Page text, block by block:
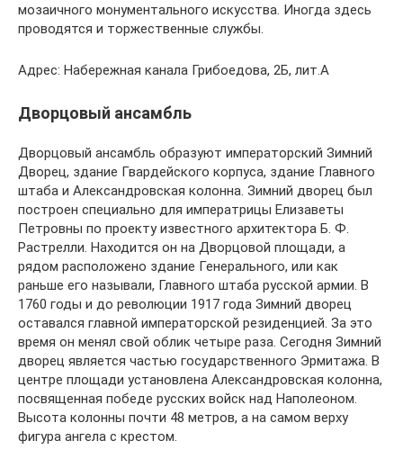
мозаичного монументального искусства. Иногда здесь
проводятся и торжественные службы.
Адрес: Набережная канала Грибоедова, 2Б, лит.А
Дворцовый ансамбль
Дворцовый ансамбль образуют императорский Зимний
Дворец, здание Гвардейского корпуса, здание Главного
штаба и Александровская колонна. Зимний дворец был
построен специально для императрицы Елизаветы
Петровны по проекту известного архитектора Б. Ф.
Растрелли. Находится он на Дворцовой площади, а
рядом расположено здание Генерального, или как
раньше его называли, Главного штаба русской армии. В
1760 годы и до революции 1917 года Зимний дворец
оставался главной императорской резиденцией. За это
время он менял свой облик четыре раза. Сегодня Зимний
дворец является частью государственного Эрмитажа. В
центре площади установлена Александровская колонна,
посвященная победе русских войск над Наполеоном.
Высота колонны почти 48 метров, а на самом верху
фигура ангела с крестом.